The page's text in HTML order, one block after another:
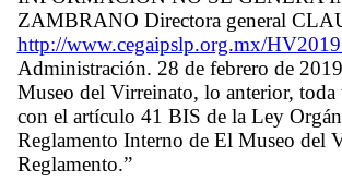
ZAMBRANO Directora general
http://www.cegaipslp.org.mx/
Administración. 28 de febrero de
Museo del Virreinato, lo anterior, toda
con el artículo 41 BIS de la Ley
Reglamento Interno de El Museo del
Reglamento.”